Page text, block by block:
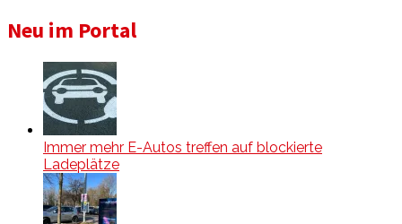
Neu im Portal
Immer mehr E-Autos treffen auf blockierte
Ladeplätze